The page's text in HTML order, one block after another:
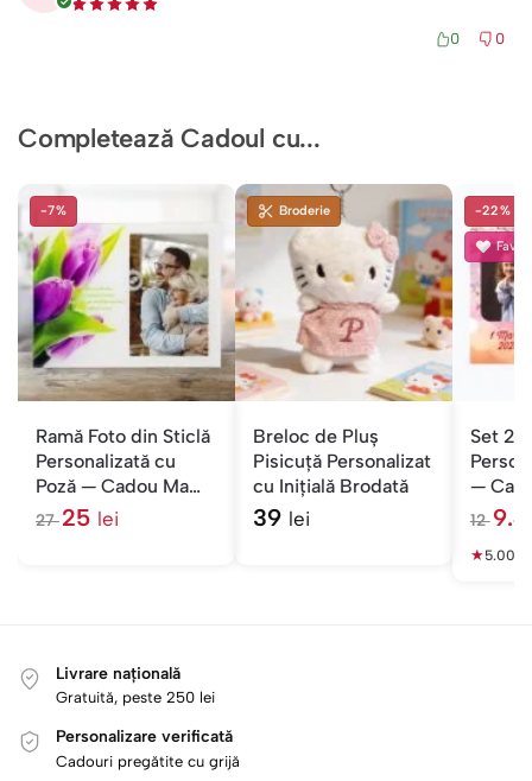
0 0
Completează Cadoul cu...
-7%
Ramă Foto din Sticlă
Personalizată cu
Poză — Cadou Mama
cu Mesaj
2725 lei
Broderie
Breloc de Pluș
Pisicuță Personalizat
cu Inițială Brodată
39 lei
-22%
Set 2
—
12
e
★5.00
Livrare națională
Gratuită, peste 250 lei
Personalizare verificată
Cadouri pregătite cu grijă